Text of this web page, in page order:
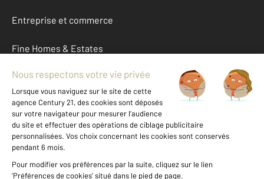
Entreprise et commerce
Fine Homes & Estates
À propos
International
Nous contacter